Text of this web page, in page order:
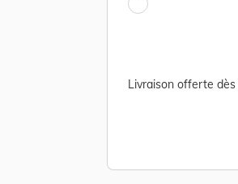
Livraison offerte dès